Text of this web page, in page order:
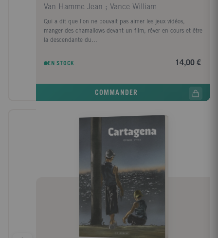
Van Hamme Jean ; Vance William
Qui a dit que l'on ne pouvait pas aimer les jeux vidéos,
manger des chamallows devant un film, rêver en cours et être
la descendante du...
EN STOCK 14,00 €
COMMANDER